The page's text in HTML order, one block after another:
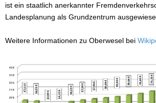
ist ein staatlich anerkannter
Landesplanung als Grundzentrum
Weitere Informationen zu Oberwesel bei